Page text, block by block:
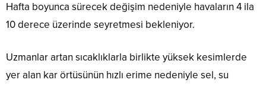
Hafta boyunca sürecek değişim nedeniyle havaların 4 ila
10 derece üzerinde seyretmesi bekleniyor.
Uzmanlar artan sıcaklıklarla birlikte yüksek kesimlerde
yer alan kar örtüsünün hızlı erime nedeniyle sel, su